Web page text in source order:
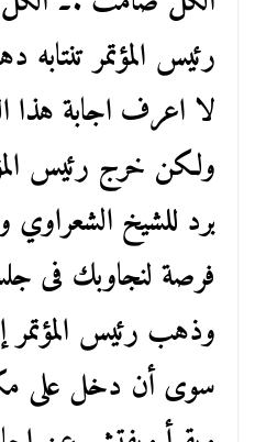
رئيس المؤتمر
لا اعرف اجابة هذا
ولكن خرج رئيس
برد للشيخ الشعراوي
فرصة لنجاوبك فى
وذهب رئيس المؤتمر
سوى أن دخل على